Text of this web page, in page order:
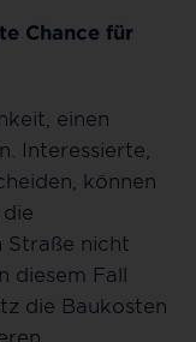
Chance für
einen
Interessierte,
können
Straße nicht
diesem Fall
die Baukosten